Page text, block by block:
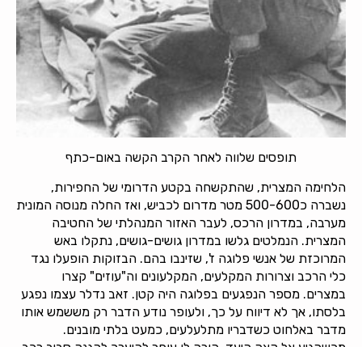
תופסים שלווה לאחר הקרב הקשה באום-כתף
הלחימה המצרית, שהתקשחה בקטע הדרומי של החפירות,
נשברה כ500-600 מטר מדרום לכביש, ואז החלה מנוסה המונית
מערבה, במדרון הרכס, לעבר האזור המנהלתי של החטיבה
המצרית. הנמלטים גלשו במדרון גושים-גושים, נתקלו באש
המרוכזת של אנשי פלוגה ז', שזינבו בהם. הבזוקות הופעלו נגד
כלי הרכב וצרורות המקלעים, המקלעונים וה"עוזים" קצרו
במצרים. מספר הנפגעים בפלוגה היה קטן. זאב נדלר עצמו נפגע
בלסתו, אך לא דיווח על כך, ולעופר נודע הדבר רק מששמש אותו
מדבר באלחוט כשדבריו מתלעלעים, כמעט בלתי מובנים.